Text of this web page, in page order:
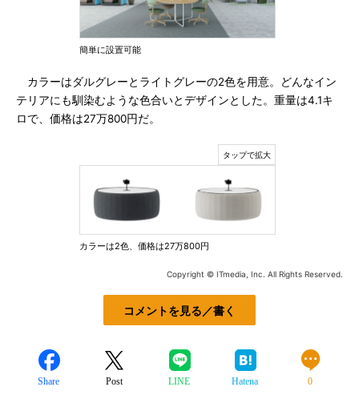
簡単に設置可能
カラーはダルグレーとライトグレーの2色を用意。どんなイン
テリアにも馴染むような色合いとデザインとした。重量は4.1キ
ロで、価格は27万800円だ。
カラーは2色、価格は27万800円
Copyright © ITmedia, Inc. All Rights Reserved.
コメントを見る／書く
Share Post LINE Hatena 0